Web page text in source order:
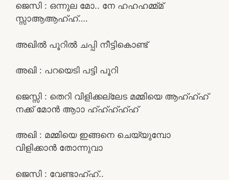
ജെസി : ഒന്നുല മോ.. നേ ഹഹഹമ്മ്മ്
സ്സാആആഹ്ഹ്….
അഖിൽ പൂറിൽ ചപ്പി നീട്ടികൊണ്ട്
അഖി : പറയെടി പട്ടി പൂറി
ജെസ്സി : തെറി വിളിക്കല്ലേട മമ്മിയെ ആഹ്ഹ്ഹ്
നക്ക് മോൻ ആാാ ഹ്ഹ്ഹ്ഹ്ഹ്
അഖി : മമ്മിയെ ഇങ്ങനെ ചെയ്യുമ്പോ
വിളിക്കാൻ തോന്നുവാ
ജെസി : വേണ്ടാഹ്ഹ്..